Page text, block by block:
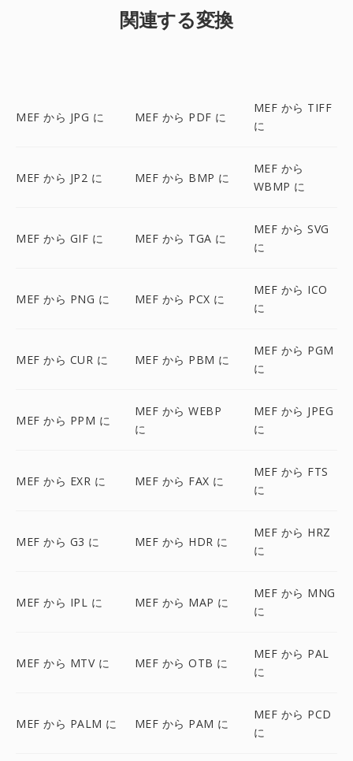
関連する変換
MEF から JPG に MEF から PDF に
MEF から TIFF
に
MEF から JP2 に MEF から BMP に
MEF から
WBMP に
MEF から GIF に MEF から TGA に
MEF から SVG
に
MEF から PNG に MEF から PCX に
MEF から ICO
に
MEF から CUR に MEF から PBM に
MEF から PGM
に
MEF から PPM に
MEF から WEBP
に
MEF から JPEG
に
MEF から EXR に MEF から FAX に
MEF から FTS
に
MEF から G3 に MEF から HDR に
MEF から HRZ
に
MEF から IPL に MEF から MAP に
MEF から MNG
に
MEF から MTV に MEF から OTB に
MEF から PAL
に
MEF から PALM に MEF から PAM に
MEF から PCD
に